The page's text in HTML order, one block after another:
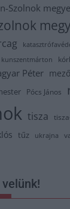
Szolnok megye
kunszentmárton
Péter
Pócs János
tisza
tűz ukrajna